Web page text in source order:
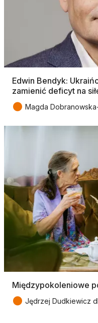
Edwin Bendyk:
zamienić deficyt na
● Magda
Międzypokoleniowe
● Jędrzej Dudkiewicz